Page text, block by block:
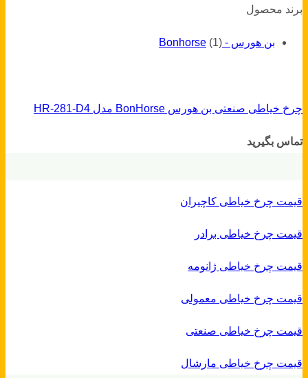
برند محصول
بن هورس - Bonhorse (1)
چرخ خیاطی صنعتی بن هورس BonHorse مدل HR-281-D4
تماس بگیرید
قیمت چرخ خیاطی کاچیران
قیمت چرخ خیاطی برادر
قیمت چرخ خیاطی ژانومه
قیمت چرخ خیاطی معمولی
قیمت چرخ خیاطی صنعتی
قیمت چرخ خیاطی مارشال